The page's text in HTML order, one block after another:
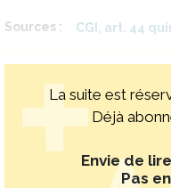
Sources CGI, art. 44
La suite est
Déjà
Envie de
Pas